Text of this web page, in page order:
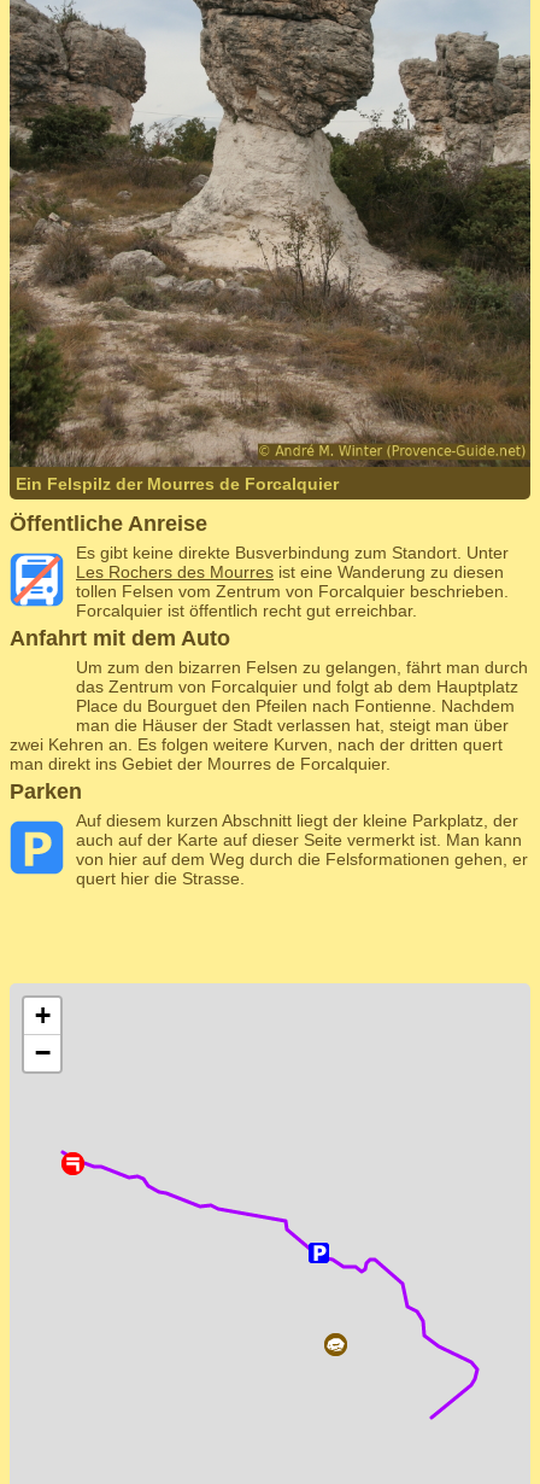
Ein Felspilz der Mourres de Forcalquier
Öffentliche Anreise
Es gibt keine direkte Busverbindung zum Standort. Unter
Les Rochers des Mourres ist eine Wanderung zu diesen
tollen Felsen vom Zentrum von Forcalquier beschrieben.
Forcalquier ist öffentlich recht gut erreichbar.
Anfahrt mit dem Auto
Um zum den bizarren Felsen zu gelangen, fährt man durch
das Zentrum von Forcalquier und folgt ab dem Hauptplatz
Place du Bourguet den Pfeilen nach Fontienne. Nachdem
man die Häuser der Stadt verlassen hat, steigt man über
zwei Kehren an. Es folgen weitere Kurven, nach der dritten quert
man direkt ins Gebiet der Mourres de Forcalquier.
Parken
Auf diesem kurzen Abschnitt liegt der kleine Parkplatz, der
auch auf der Karte auf dieser Seite vermerkt ist. Man kann
von hier auf dem Weg durch die Felsformationen gehen, er
quert hier die Strasse.
+
−